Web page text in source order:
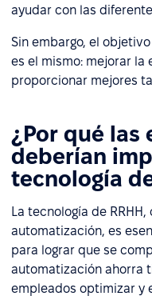
ayudar con las
Sin embargo, el
es el mismo: mejorar la
proporcionar mejores
¿Por qué las
deberían
tecnología
La tecnología de
automatización, es
para lograr que se
automatización ahorra
empleados optimizar y